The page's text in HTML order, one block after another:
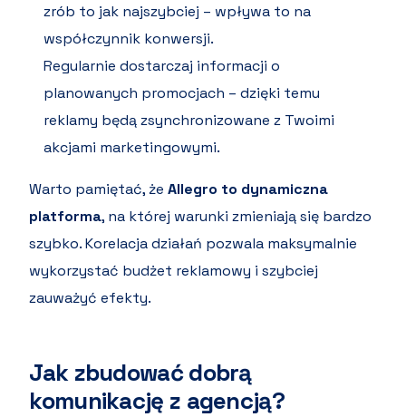
zrób to jak najszybciej – wpływa to na
współczynnik konwersji.
Regularnie dostarczaj informacji o
planowanych promocjach – dzięki temu
reklamy będą zsynchronizowane z Twoimi
akcjami marketingowymi.
Warto pamiętać, żeAllegro to dynamiczna
platforma, na której warunki zmieniają się bardzo
szybko. Korelacja działań pozwala maksymalnie
wykorzystać budżet reklamowy i szybciej
zauważyć efekty.
Jak zbudować dobrą
komunikację z agencją?